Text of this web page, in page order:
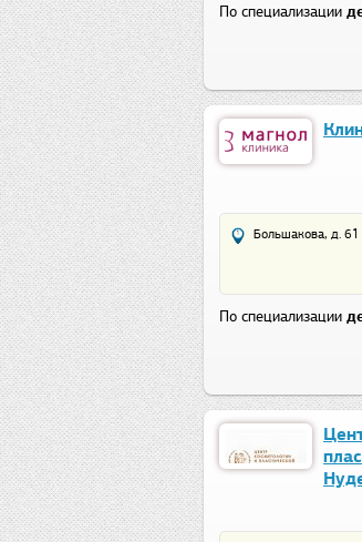
По специализации
Большакова, д. 61
По специализации